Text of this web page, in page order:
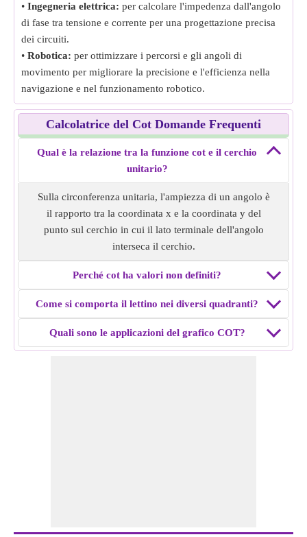
• Ingegneria elettrica: per calcolare l'impedenza dall'angolo
di fase tra tensione e corrente per una progettazione precisa
dei circuiti.
• Robotica: per ottimizzare i percorsi e gli angoli di
movimento per migliorare la precisione e l'efficienza nella
navigazione e nel funzionamento robotico.
Calcolatrice del Cot Domande Frequenti
Qual è la relazione tra la funzione cot e il cerchio
unitario?
Sulla circonferenza unitaria, l'ampiezza di un angolo è
il rapporto tra la coordinata x e la coordinata y del
punto sul cerchio in cui il lato terminale dell'angolo
interseca il cerchio.
Perché cot ha valori non definiti?
Come si comporta il lettino nei diversi quadranti?
Quali sono le applicazioni del grafico COT?